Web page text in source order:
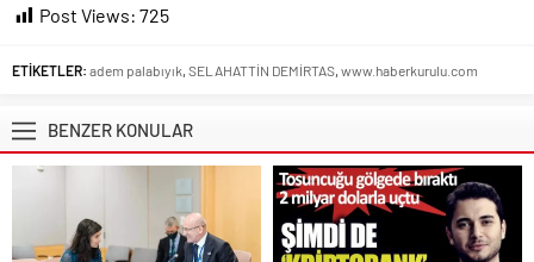
Post Views: 725
ETİKETLER: adem palabıyık SELAHATTİN DEMİRTAS www.haberkurulu.com
BENZER KONULAR